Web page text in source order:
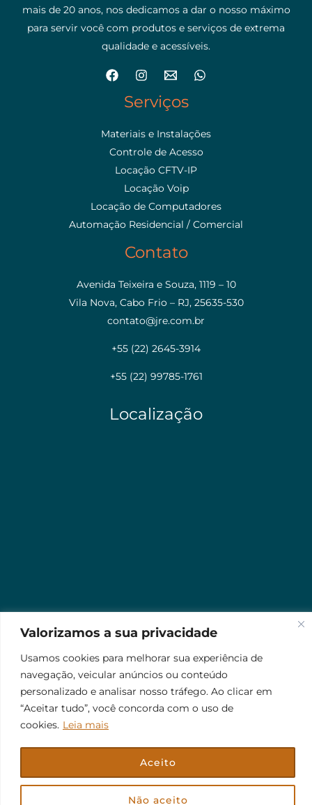
personalizado e analisar nosso tráfego. Ao clicar em
“Aceitar tudo”, você concorda com o uso de
Aceito
mais de 20 anos, nos dedicamos a dar o nosso máximo
para servir você com produtos e serviços de extrema
qualidade e acessíveis.
Serviços
Materiais e Instalações
Controle de Acesso
Locação CFTV-IP
Locação Voip
Locação de Computadores
Automação Residencial / Comercial
Contato
Avenida Teixeira e Souza, 1119 – 10
Vila Nova, Cabo Frio – RJ, 25635-530
contato@jre.com.br
+55 (22) 2645-3914
+55 (22) 99785-1761
Localização
© 2026 Jr Plus Automação Comercial e Residencial
CriaçãoCesarWeb
Fale Conosco